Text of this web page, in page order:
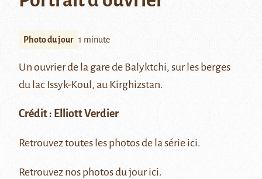
Photo du jour 1 minute
Un ouvrier de la gare de Balyktchi, sur les berges
du lac Issyk-Koul, au Kirghizstan.
Crédit : Elliott Verdier
Retrouvez toutes les photos de la série ici.
Retrouvez nos photos du jourici.